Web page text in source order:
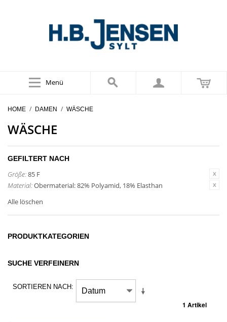
Menü
HOME / DAMEN / WÄSCHE
WÄSCHE
GEFILTERT NACH
Größe:85 F
Material:Obermaterial: 82% Polyamid, 18% Elasthan
Alle löschen
PRODUKTKATEGORIEN
SUCHE VERFEINERN
SORTIEREN NACH
1 Artikel